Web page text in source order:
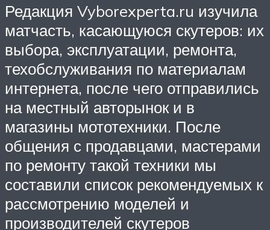
Редакция Vyborexperta.ru изучила
матчасть, касающуюся скутеров: их
выбора, эксплуатации, ремонта,
техобслуживания по материалам
интернета, после чего отправились
на местный авторынок и в
магазины мототехники. После
общения с продавцами, мастерами
по ремонту такой техники мы
составили список рекомендуемых к
рассмотрению моделей и
производителей скутеров